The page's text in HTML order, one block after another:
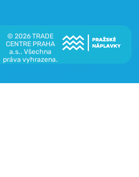
© 2026 TRADE
CENTRE PRAHA
a.s.. Všechna
práva vyhrazena.